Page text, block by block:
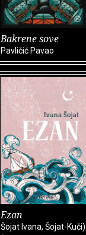
Bakrene sove
Pavličić Pavao
Ezan
Šojat Ivana, Šojat-Kuči)